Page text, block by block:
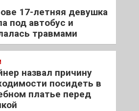
17-летняя девушка
под автобус и
травмами
назвал причину
посидеть в
платье перед